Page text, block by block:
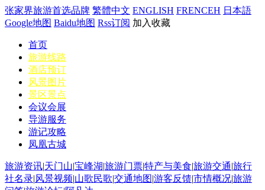
张家界旅游首选品牌 繁體中文 ENGLISH FRENCEH 日本語
Google地图 Baidu地图 Rss订阅 加入收藏
首页
旅游线路
酒店预订
风景图片
景区景点
会议会展
导游服务
游记攻略
凤凰古城
旅游资讯|天门山|宝峰湖|旅游门票|特产与美食|旅游交通|旅行
社名录|风景视频|山歌民歌|交通地图|游客反馈|市情概况|旅游